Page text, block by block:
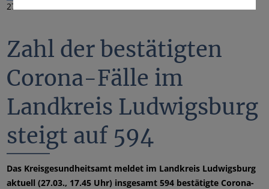
27.03.2020
Zahl der bestätigten
Corona-Fälle im
Landkreis Ludwigsburg
steigt auf 594
Das Kreisgesundheitsamt meldet im Landkreis Ludwigsburg
aktuell (27.03., 17.45 Uhr) insgesamt 594 bestätigte Corona-